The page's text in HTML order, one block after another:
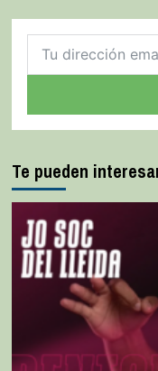
Te pueden